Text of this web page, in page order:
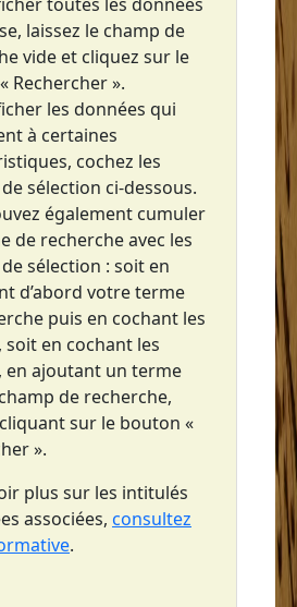
laissez le champ de
vide et cliquez sur le
Rechercher ».
les données qui
à certaines
cochez les
sélection ci-dessous.
également cumuler
de recherche avec les
sélection : soit en
d’abord votre terme
puis en cochant les
soit en cochant les
en ajoutant un terme
de recherche,
sur le bouton «
».
plus sur les intitulés
associées, consultez
.